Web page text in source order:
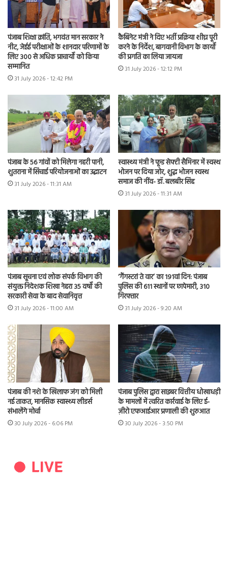
पंजाब शिक्षा क्रांति, भगवंत मान सरकार ने
नीट, जेईई परीक्षाओं के शानदार परिणामों के
लिए 300 से अधिक प्राचार्यों को किया
सम्मानित
31 July 2026 - 12:42 PM
कैबिनेट मंत्री ने दिए भर्ती प्रक्रिया शीघ्र पूरी
करने के निर्देश, बागवानी विभाग के कार्यों
की प्रगति का लिया जायजा
31 July 2026 - 12:12 PM
पंजाब के 56 गांवों को मिलेगा नहरी पानी,
शुतराना में सिंचाई परियोजनाओं का उद्घाटन
31 July 2026 - 11:31 AM
स्वास्थ्य मंत्री ने फूड सेफ्टी सैमिनार में स्वस्थ
भोजन पर दिया जोर, शुद्ध भोजन स्वस्थ
समाज की नींव- डॉ. बलबीर सिंह
31 July 2026 - 11:31 AM
पंजाब सूचना एवं लोक संपर्क विभाग की
संयुक्त निदेशक शिखा नेहरा 35 वर्षों की
सरकारी सेवा के बाद सेवानिवृत्त
31 July 2026 - 11:00 AM
‘गैंगस्टरां ते वार’ का 191वां दिन: पंजाब
पुलिस की 611 स्थानों पर छापेमारी, 310
गिरफ्तार
31 July 2026 - 9:20 AM
पंजाब की नशे के खिलाफ जंग को मिली
नई ताकत, मानसिक स्वास्थ्य लीडर्स
संभालेंगे मोर्चा
30 July 2026 - 6:06 PM
पंजाब पुलिस द्वारा साइबर वित्तीय धोखाधड़ी
के मामलों में त्वरित कार्रवाई के लिए ई-
ज़ीरो एफआईआर प्रणाली की शुरुआत
30 July 2026 - 3:50 PM